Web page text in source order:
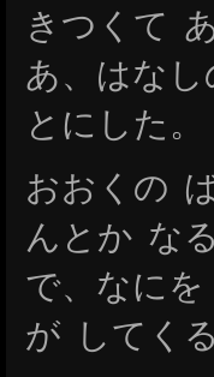
きつくて
あ、はな
とにした。
おおくの
んとか な
で、なに
が してくる